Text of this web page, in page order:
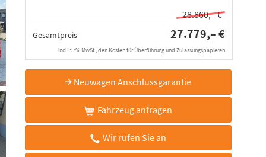
28.860,– €
Gesamtpreis 27.779,– €
incl. 17% MwSt., den Kosten für Überführung und Zulassungspapieren
Neuwagen Anschlussgarantie
Fahrzeug anfragen
Wir rufen Sie an